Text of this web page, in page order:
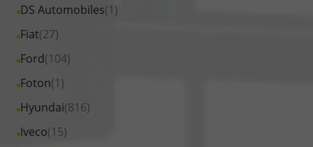
anzeigen
Cupra
anzeigen
Fahrzeuge
Dacia
anzeigen
DS Automobiles(1)
Alle
Fahrzeuge
DS
Automobiles
anzeigen
Fiat(27)
Alle
Fahrzeuge
Fiat
anzeigen
Ford(104)
Alle
Fahrzeuge
Ford
anzeigen
Foton(1)
Alle
Fahrzeuge
Foton
Hyundai(816)
Alle
Fahrzeuge
Iveco(15)
Alle